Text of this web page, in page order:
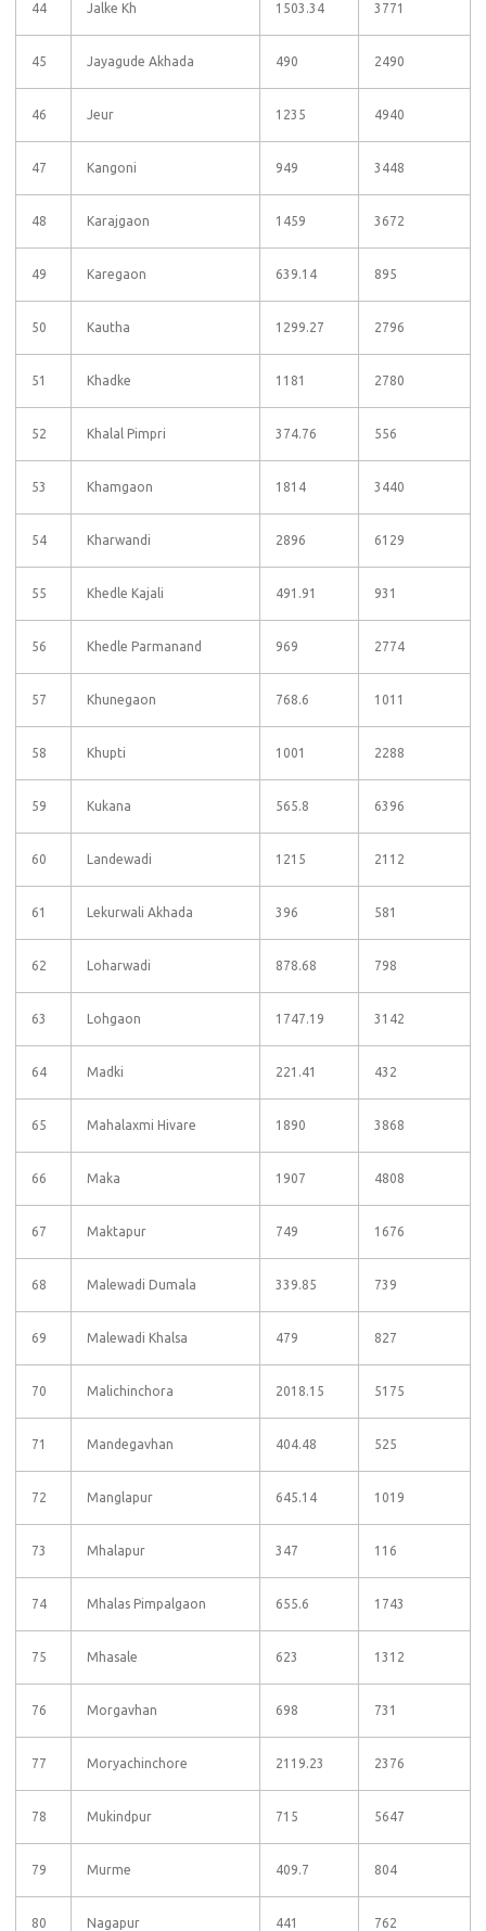
44 Jalke Kh 1503.34 3771
45 Jayagude Akhada 490 2490
46 Jeur 1235 4940
47 Kangoni 949 3448
48 Karajgaon 1459 3672
49 Karegaon 639.14 895
50 Kautha 1299.27 2796
51 Khadke 1181 2780
52 Khalal Pimpri 374.76 556
53 Khamgaon 1814 3440
54 Kharwandi 2896 6129
55 Khedle Kajali 491.91 931
56 Khedle Parmanand 969 2774
57 Khunegaon 768.6 1011
58 Khupti 1001 2288
59 Kukana 565.8 6396
60 Landewadi 1215 2112
61 Lekurwali Akhada 396 581
62 Loharwadi 878.68 798
63 Lohgaon 1747.19 3142
64 Madki 221.41 432
65 Mahalaxmi Hivare 1890 3868
66 Maka 1907 4808
67 Maktapur 749 1676
68 Malewadi Dumala 339.85 739
69 Malewadi Khalsa 479 827
70 Malichinchora 2018.15 5175
71 Mandegavhan 404.48 525
72 Manglapur 645.14 1019
73 Mhalapur 347 116
74 Mhalas Pimpalgaon 655.6 1743
75 Mhasale 623 1312
76 Morgavhan 698 731
77 Moryachinchore 2119.23 2376
78 Mukindpur 715 5647
79 Murme 409.7 804
80 Nagapur 441 762